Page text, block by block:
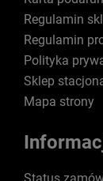
Regulamin
Regulamin
Polityka
Sklep
Mapa strony